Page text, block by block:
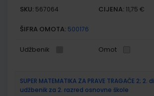
SKU: 567064 CIJENA: 11,75 €
ŠIFRA OMOTA: 500176
Udžbenik Omot
SUPER MATEMATIKA ZA PRAVE TRAGAČE 2; 2.
udžbenik za 2. razred osnovne škole